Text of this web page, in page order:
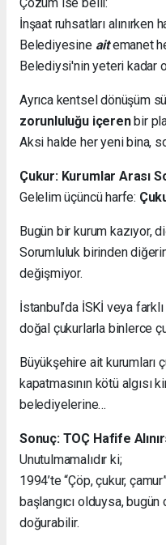
Çözüm ise belli:
İnşaat ruhsatları alınırken
Belediyesine aitemanet
Belediysi'nin yeteri kadar
Ayrıca kentsel dönüşüm
zorunluluğu içerenbir
Aksi halde her yeni bina,
Çukur: Kurumlar Arası
Gelelim üçüncü harfe:
Bugün bir kurum kazıyor,
Sorumluluk birinden
değişmiyor.
İstanbul’da İSKİ veya
doğal çukurlarla binlerce
Büyükşehire ait kurumları
kapatmasının kötü algısı
belediyelerine…
Sonuç: TOÇ Hafife
Unutulmamalıdır ki;
1994’te “Çöp, çukur,
başlangıcı olduysa,
doğurabilir.